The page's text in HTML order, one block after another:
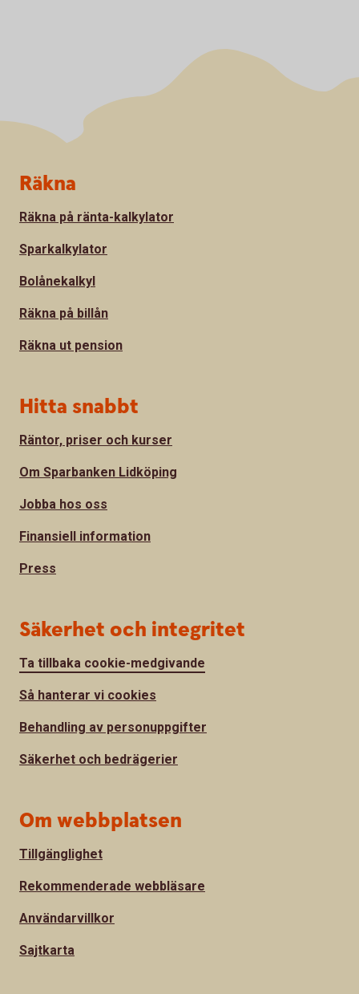
Sidfot
Räkna
Räkna på ränta-kalkylator
Sparkalkylator
Bolånekalkyl
Räkna på billån
Räkna ut pension
Hitta snabbt
Räntor, priser och kurser
Om Sparbanken Lidköping
Jobba hos oss
Finansiell information
Press
Säkerhet och integritet
Ta tillbaka cookie-medgivande
Så hanterar vi cookies
Behandling av personuppgifter
Säkerhet och bedrägerier
Om webbplatsen
Tillgänglighet
Rekommenderade webbläsare
Användarvillkor
Sajtkarta